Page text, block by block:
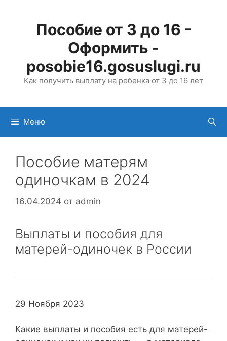
содержимомуПособие от 3 до 16 -
Оформить -
posobie16.gosuslugi.ru
Как получить выплату на ребенка от 3 до 16 лет
Меню
Пособие матерям
одиночкам в 2024
16.04.2024 от admin
Выплаты и пособия для
матерей-одиночек в России
29 Ноября 2023
Какие выплаты и пособия есть для матерей-